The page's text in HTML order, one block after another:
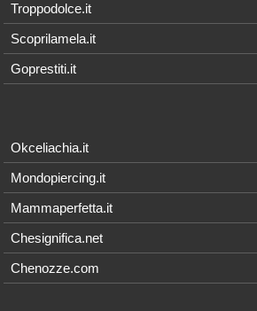
Troppodolce.it
Scoprilamela.it
Goprestiti.it
Okceliachia.it
Mondopiercing.it
Mammaperfetta.it
Chesignifica.net
Chenozze.com